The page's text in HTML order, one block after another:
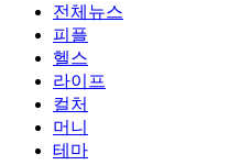
전체뉴스
피플
헬스
라이프
컬처
머니
테마